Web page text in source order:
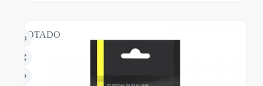
AGOTADO